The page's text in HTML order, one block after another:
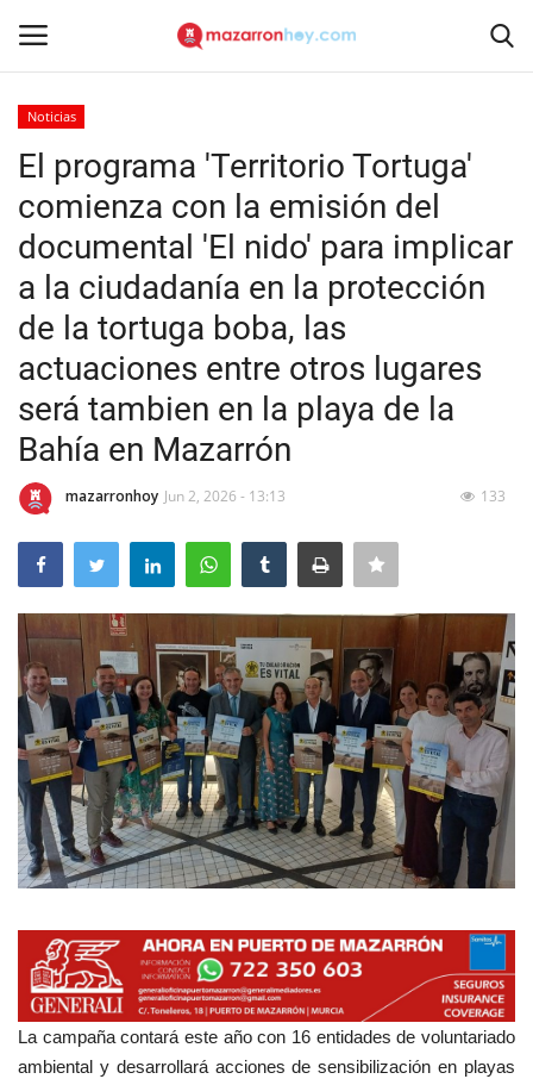
Inicio
Contacto
Noticias
Mazarrón Hoy
Entrevistas
Reportajes
Empresas
Mapa de Mazarrón
Vídeos
Galerías
Contacto
Empresas
Noticias
El programa 'Territorio Tortuga'
comienza con la emisión del
documental 'El nido' para implicar
a la ciudadanía en la protección
de la tortuga boba, las
actuaciones entre otros lugares
será tambien en la playa de la
Bahía en Mazarrón
mazarronhoy Jun 2, 2026 - 13:13 133
La campaña contará este año con 16 entidades de voluntariado
ambiental y desarrollará acciones de sensibilización en playas